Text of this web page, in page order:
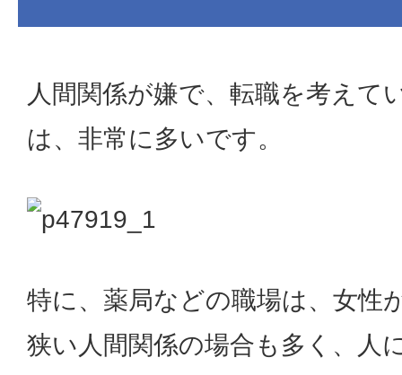
人間関係が嫌で、転職を考えて
は、非常に多いです。
特に、薬局などの職場は、女性
狭い人間関係の場合も多く、人